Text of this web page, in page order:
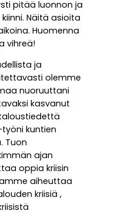
pitää luonnon ja
Näitä asioita
Huomenna
vihreä!
ja
olemme
nuoruuttani
kasvanut
kuntien
Tuon
ajan
oppia kriisin
aiheuttaa
kriisiä ,